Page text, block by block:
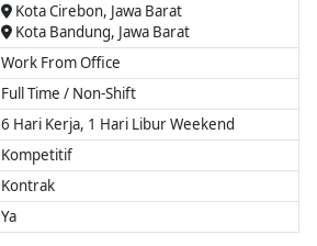
Kota Cirebon, Jawa Barat
Kota Bandung, Jawa Barat
Work From Office
Full Time / Non-Shift
6 Hari Kerja, 1 Hari Libur Weekend
Kompetitif
Kontrak
Ya